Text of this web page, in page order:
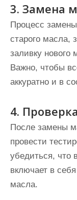
3. Замена
Процесс
старого масла,
заливку нового
Важно, чтобы
аккуратно и в
4.
После замены
провести
убедиться, что
включает в
масла.